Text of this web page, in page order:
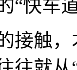
“快车
触，